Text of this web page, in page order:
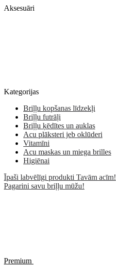
Aksesuāri
Kategorijas
Briļļu kopšanas līdzekļi
Briļļu futrāļi
Briļļu ķēdītes un auklas
Acu plāksteri jeb oklūderi
Vitamīni
Acu maskas un miega brilles
Higiēnai
Īpaši labvēlīgi produkti Tavām acīm!
Pagarini savu briļļu mūžu!
Premium